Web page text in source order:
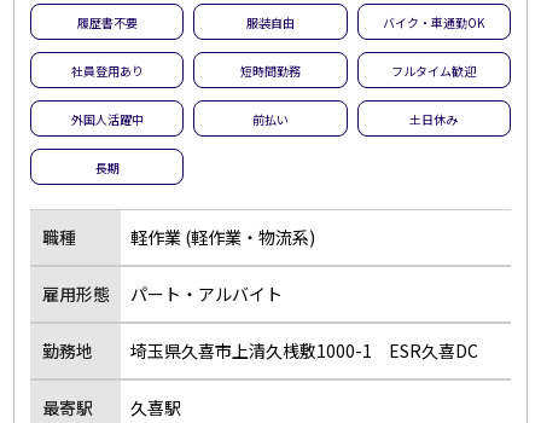
履歴書不要 服装自由 バイク・車通勤OK
社員登用あり 短時間勤務 フルタイム歓迎
外国人活躍中 前払い 土日休み
長期
職種 軽作業 (軽作業・物流系)
雇用形態 パート・アルバイト
勤務地 埼玉県久喜市上清久桟敷1000-1 ESR久喜DC
最寄駅 久喜駅